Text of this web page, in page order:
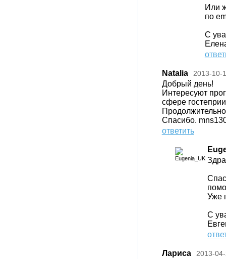
Или
по
С
Natalia 2013-10-
Добрый день!
Интересуют
сфере
Спасибо.
ответить
Уже
С
Лариса 2013-